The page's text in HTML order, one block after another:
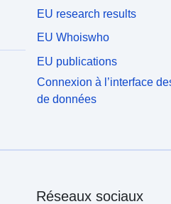
EU research results
EU Whoiswho
EU publications
Connexion à l’interface
de données
Réseaux sociaux